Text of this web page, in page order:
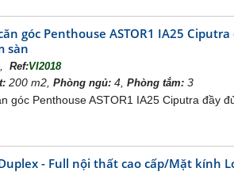
Tổng quan biệt thự Vinhomes
RIVERSIDE LONG
Riverside
Đông Bắc Thủ đô Hà Nội, cách trung
Biên: Việt Hưng, Phúc Lợi, Phúc
Hà Nội. Xung quanh dự áncó hệ thống
góc Penthouse ASTOR1 IA25
sàn
Ref:VI2018
200 m2, Phòng ngủ:4, Phòng tắm:3
góc Penthouse ASTOR1 IA25 Ciputra đầy
- Full nội thất cao cấp/Mặt kính